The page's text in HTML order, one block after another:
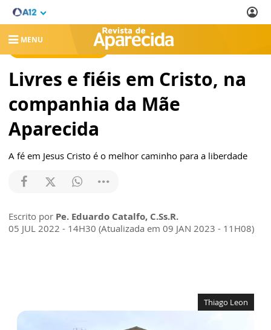
MENU
REVISTA DE APARECIDA
Livres e fiéis em Cristo, na
companhia da Mãe
Aparecida
A fé em Jesus Cristo é o melhor caminho para a liberdade
Escrito por Pe. Eduardo Catalfo, C.Ss.R.
05 JUL 2022 - 14H30 (Atualizada em 09 JAN 2023 - 11H08)
Thiago Leon